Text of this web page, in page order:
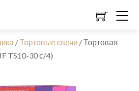
/Тортовые свечи /Тортовая
TS10-30 с/4)